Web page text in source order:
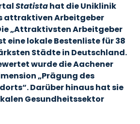
Statistahat die Uniklinik
attraktiven Arbeitgeber
„Attraktivsten Arbeitgeber
eine lokale Bestenliste für 38
Städte in Deutschland.
wurde die Aachener
„Prägung des
Darüber hinaus hat sie
Gesundheitssektor